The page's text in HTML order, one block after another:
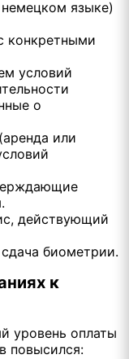
языке)
конкретными
условий
о
или
действующий
биометрии.
к
уровень оплаты
повысился: